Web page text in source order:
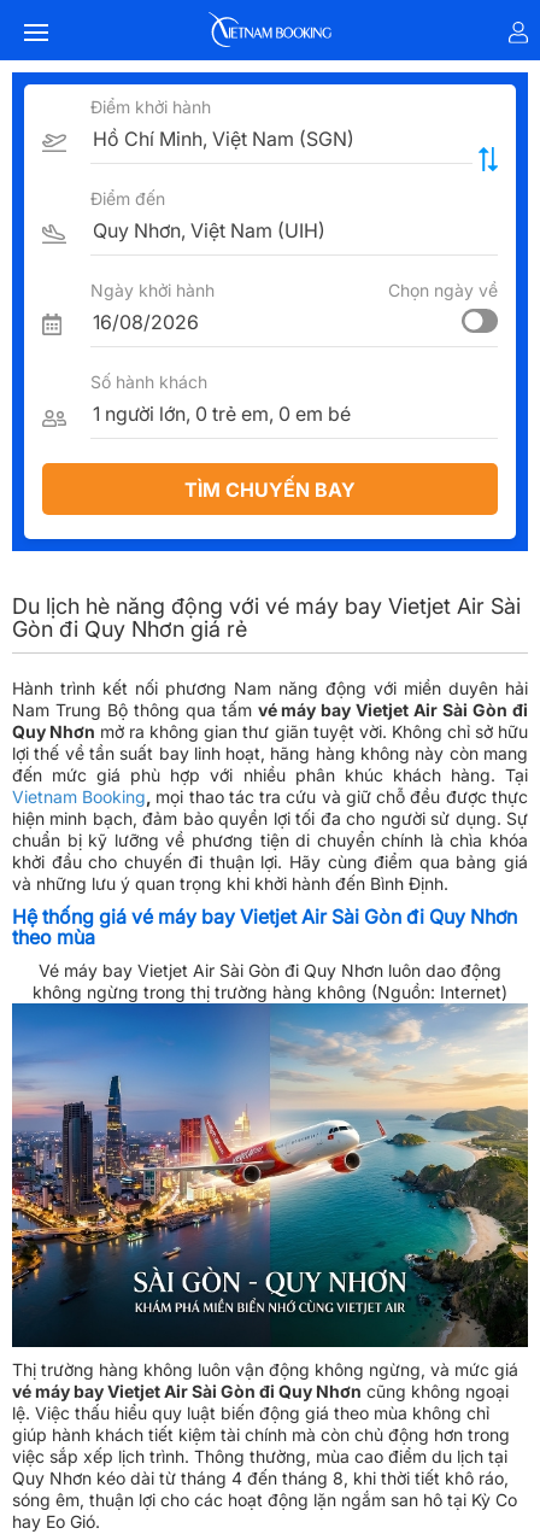
Điểm khởi hành
Điểm đến
Ngày khởi hành Chọn ngày về
Số hành khách
TÌM CHUYẾN BAY
Du lịch hè năng động với vé máy bay Vietjet Air Sài
Gòn đi Quy Nhơn giá rẻ
Hành trình kết nối phương Nam năng động với miền duyên hải
Nam Trung Bộ thông qua tấm vé máy bay Vietjet Air Sài Gòn đi
Quy Nhơn mở ra không gian thư giãn tuyệt vời. Không chỉ sở hữu
lợi thế về tần suất bay linh hoạt, hãng hàng không này còn mang
đến mức giá phù hợp với nhiều phân khúc khách hàng. Tại
Vietnam Booking, mọi thao tác tra cứu và giữ chỗ đều được thực
hiện minh bạch, đảm bảo quyền lợi tối đa cho người sử dụng. Sự
chuẩn bị kỹ lưỡng về phương tiện di chuyển chính là chìa khóa
khởi đầu cho chuyến đi thuận lợi. Hãy cùng điểm qua bảng giá
và những lưu ý quan trọng khi khởi hành đến Bình Định.
Hệ thống giá vé máy bay Vietjet Air Sài Gòn đi Quy Nhơn
theo mùa
Vé máy bay Vietjet Air Sài Gòn đi Quy Nhơn luôn dao động
không ngừng trong thị trường hàng không (Nguồn: Internet)
Thị trường hàng không luôn vận động không ngừng, và mức giá
vé máy bay Vietjet Air Sài Gòn đi Quy Nhơn cũng không ngoại
lệ. Việc thấu hiểu quy luật biến động giá theo mùa không chỉ
giúp hành khách tiết kiệm tài chính mà còn chủ động hơn trong
việc sắp xếp lịch trình. Thông thường, mùa cao điểm du lịch tại
Quy Nhơn kéo dài từ tháng 4 đến tháng 8, khi thời tiết khô ráo,
sóng êm, thuận lợi cho các hoạt động lặn ngắm san hô tại Kỳ Co
hay Eo Gió.